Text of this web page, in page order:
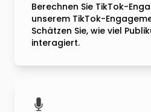
Berechnen Sie TikTok-
unserem TikTok-
Schätzen Sie, wie viel
interagiert.